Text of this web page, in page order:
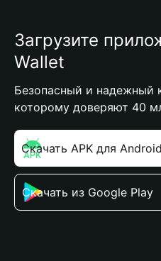
Загрузите
Wallet
Безопасный и надежный
которому доверяют 40
Скачать APK для Android
Скачать из Google Play